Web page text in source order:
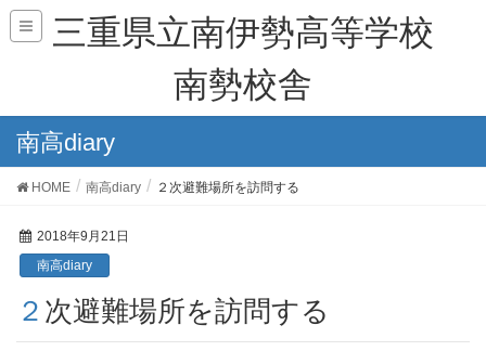
三重県立南伊勢高等学校
南勢校舎
南高diary
HOME 南高diary ２次避難場所を訪問する
2018年9月21日
南高diary
２次避難場所を訪問する